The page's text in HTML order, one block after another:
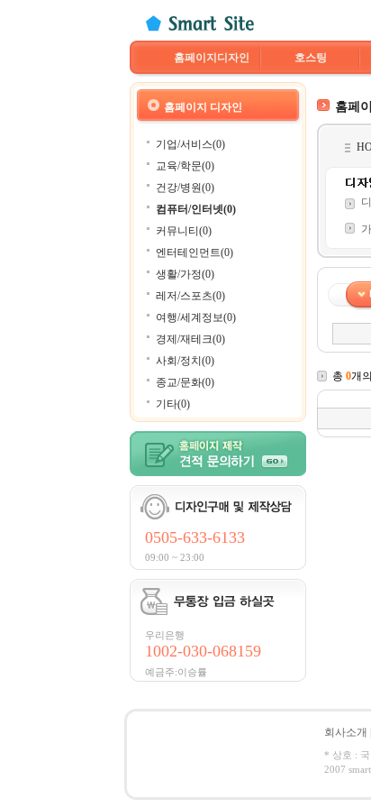
홈페이지디자인 호스팅
홈페이지 디자인
기업/서비스(0)
교육/학문(0)
건강/병원(0)
컴퓨터/인터넷(0)
커뮤니티(0)
엔터테인먼트(0)
생활/가정(0)
레저/스포츠(0)
여행/세계정보(0)
경제/재테크(0)
사회/정치(0)
종교/문화(0)
기타(0)
0505-633-6133
09:00 ~ 23:00
우리은행
1002-030-068159
예금주:이승률
홈페
총 0개
회사소개
* 상호 :
2007